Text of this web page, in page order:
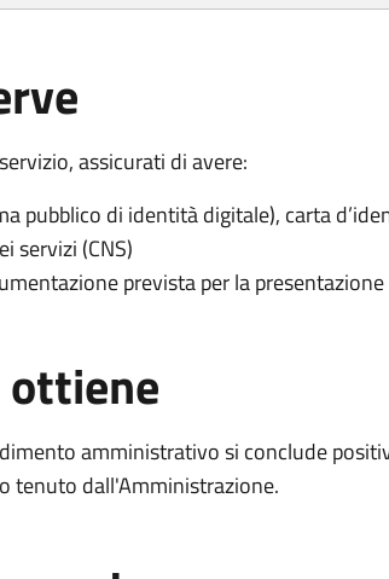
assicurati di avere:
pubblico di identità digitale), carta
servizi (CNS)
prevista per la presentazione
ottiene
amministrativo si conclude
tenuto dall'Amministrazione.